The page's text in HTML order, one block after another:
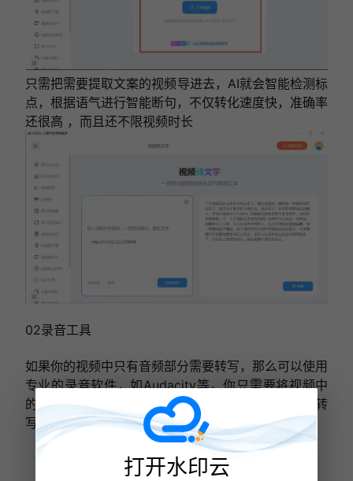
只需把需要提取文案的视频导进去，AI就会智能检测标
点，根据语气进行智能断句 ，不仅转化速度快，准确率
还很高 ，而且还不限视频时长
02录音工具
如果你的视频中只有音频部分需要转写，那么可以使用
专业的录音软件，如Audacity等。你只需要将视频中
的音频部分导出为音频文件，然后使用录音软件进行转
写即可。
打开水印云